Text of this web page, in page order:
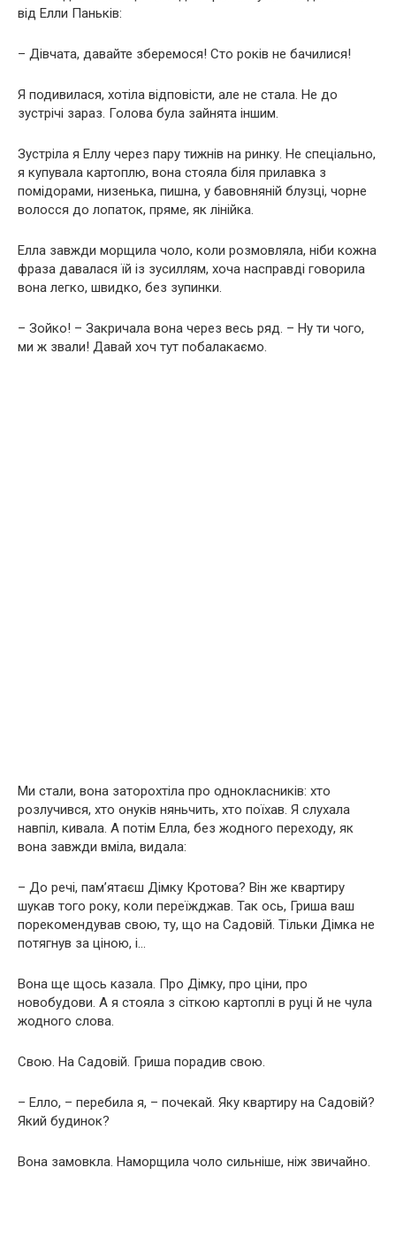
від Елли Паньків:
– Дівчата, давайте зберемося! Сто років не бачилися!
Я подивилася, хотіла відповісти, але не стала. Не до
зустрічі зараз. Голова була зайнята іншим.
Зустріла я Еллу через пару тижнів на ринку. Не спеціально,
я купувала картоплю, вона стояла біля прилавка з
помідорами, низенька, пишна, у бавовняній блузці, чорне
волосся до лопаток, пряме, як лінійка.
Елла завжди морщила чоло, коли розмовляла, ніби кожна
фраза давалася їй із зусиллям, хоча насправді говорила
вона легко, швидко, без зупинки.
– Зойко! – Закричала вона через весь ряд. – Ну ти чого,
ми ж звали! Давай хоч тут побалакаємо.
Ми стали, вона заторохтіла про однокласників: хто
розлучився, хто онуків няньчить, хто поїхав. Я слухала
навпіл, кивала. А потім Елла, без жодного переходу, як
вона завжди вміла, видала:
– До речі, пам’ятаєш Дімку Кротова? Він же квартиру
шукав того року, коли переїжджав. Так ось, Гриша ваш
порекомендував свою, ту, що на Садовій. Тільки Дімка не
потягнув за ціною, і…
Вона ще щось казала. Про Дімку, про ціни, про
новобудови. А я стояла з сіткою картоплі в руці й не чула
жодного слова.
Свою. На Садовій. Гриша порадив свою.
– Елло, – перебила я, – почекай. Яку квартиру на Садовій?
Який будинок?
Вона замовкла. Наморщила чоло сильніше, ніж звичайно.